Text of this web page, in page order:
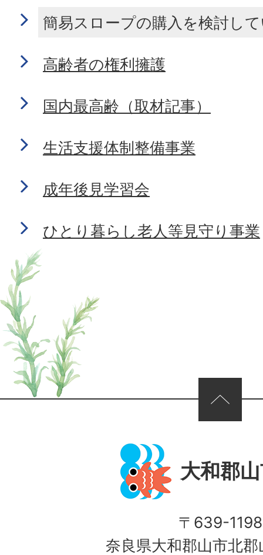
簡易スロープの購入を検討し
高齢者の権利擁護
国内最高齢（取材記事）
生活支援体制整備事業
成年後見学習会
ひとり暮らし老人等見守り事業
ページの先頭へ
大和郡
〒639-1198
奈良県大和郡山市北